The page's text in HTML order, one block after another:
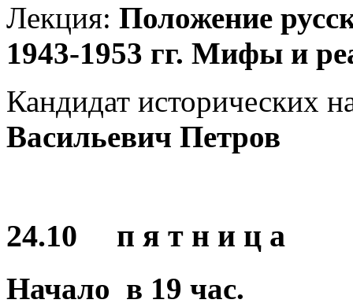
Лекция: Положение
1943-1953 гг. Мифы и
Кандидат исторических
Васильевич Петров
24.10 п я т н и ц а
Начало в 19 час.